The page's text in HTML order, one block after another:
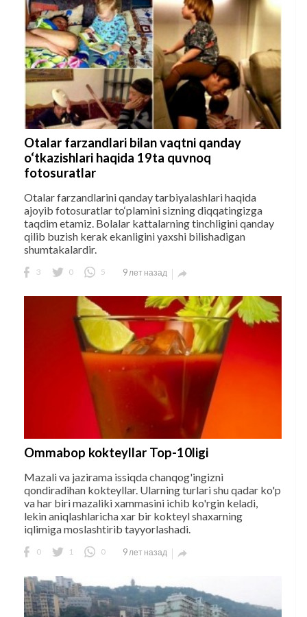
Otalar farzandlari bilan vaqtni qanday
o‘tkazishlari haqida 19ta quvnoq
fotosuratlar
Otalar farzandlarini qanday tarbiyalashlari haqida
ajoyib fotosuratlar to‘plamini sizning diqqatingizga
taqdim etamiz. Bolalar kattalarning tinchligini qanday
qilib buzish kerak ekanligini yaxshi bilishadigan
shumtakalardir.
3 0 5 9 лет назад 
Ommabop kokteyllar Top-10ligi
Mazali va jazirama issiqda chanqog'ingizni
qondiradihan kokteyllar. Ularning turlari shu qadar ko'p
va har biri mazaliki xammasini ichib ko'rgin keladi,
lekin aniqlashlaricha xar bir kokteyl shaxarning
iqlimiga moslashtirib tayyorlashadi.
0 1 0 9 лет назад 